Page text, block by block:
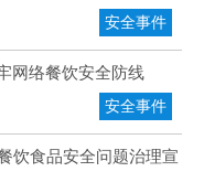
安全事件
网络餐饮安全防线
安全事件
饮食品安全问题治理宣